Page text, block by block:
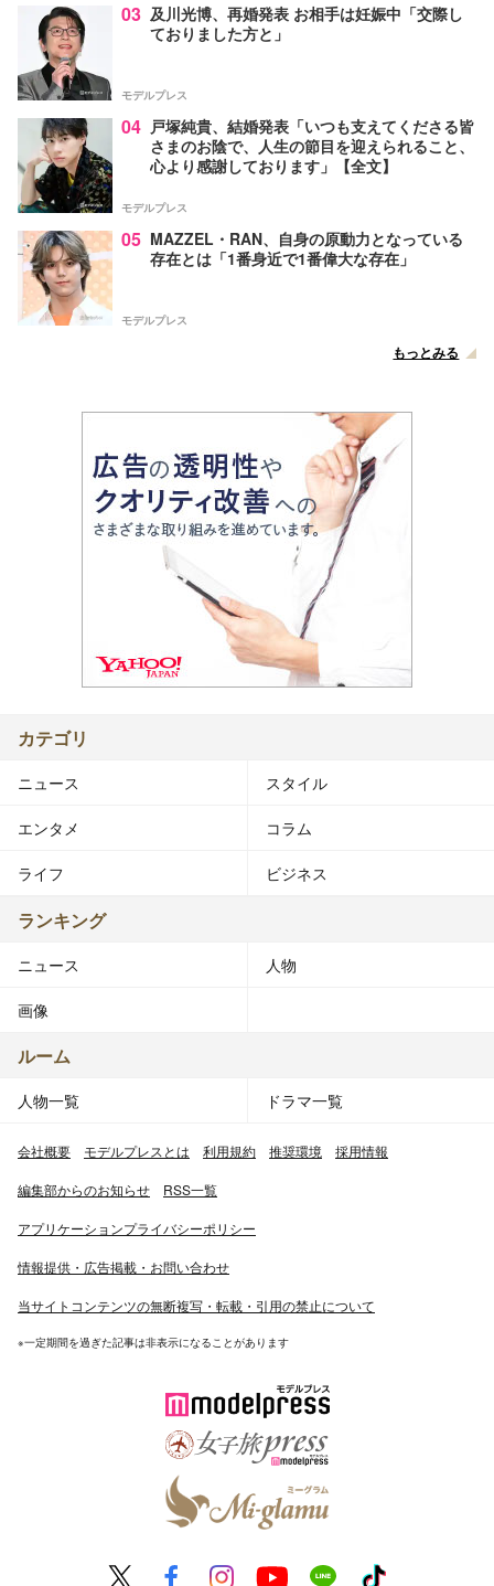
03 及川光博、再婚発表 お相手は妊娠中「交際し
ておりました方と」
モデルプレス
04 戸塚純貴、結婚発表「いつも支えてくださる皆
さまのお陰で、人生の節目を迎えられること、
心より感謝しております」【全文】
モデルプレス
05 MAZZEL・RAN、自身の原動力となっている
存在とは「1番身近で1番偉大な存在」
モデルプレス
もっとみる
カテゴリ
ニュース スタイル
エンタメ コラム
ライフ ビジネス
ランキング
ニュース 人物
画像
ルーム
人物一覧 ドラマ一覧
会社概要 モデルプレスとは 利用規約 推奨環境 採用情報
編集部からのお知らせ RSS一覧
アプリケーションプライバシーポリシー
情報提供・広告掲載・お問い合わせ
当サイトコンテンツの無断複写・転載・引用の禁止について
※一定期間を過ぎた記事は非表示になることがあります